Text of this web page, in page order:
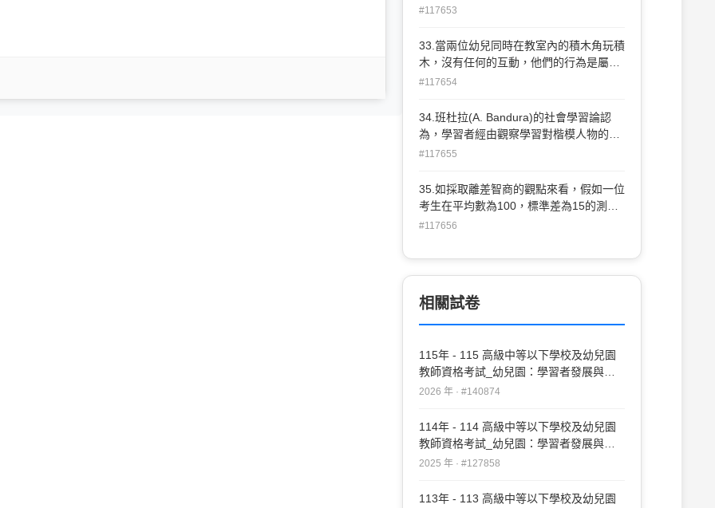
行為類型，何者嬰兒的壓力最大，他們的
附、(B)逃避型依附(C)矛盾型依附(D)錯亂
型依附
#117653
33.當兩位幼兒同時在教室內的積木角玩積
木，沒有任何的互動，他們的行為是屬於
下列何種遊戲型態？(A)平行遊戲(B)單獨
#117654
34.班杜拉(A. Bandura)的社會學習論認
為，學習者經由觀察學習對楷模人物的行
為進行模仿，將因學習者當時的心理需求
不同方式。請問，兒童先是觀察到水電工
踩在高凳上修電燈，後來又看到媽媽踩在
#117655
35.如採取離差智商的觀點來看，假如一位
考生在平均數為100，標準差為15的測驗
中得分為115，請問PR值約為
#117656
相關試卷
115年 - 115 高級中等以下學校及幼兒園
教師資格考試_幼兒園：學習者發展與適
性輔導#140874
2026 年 · #140874
114年 - 114 高級中等以下學校及幼兒園
教師資格考試_幼兒園：學習者發展與適
性輔導#127858
2025 年 · #127858
113年 - 113 高級中等以下學校及幼兒園